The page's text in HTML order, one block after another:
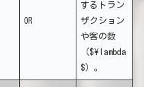
OR
するトラン
ザクション
や客の数
（$\lambda
$）。